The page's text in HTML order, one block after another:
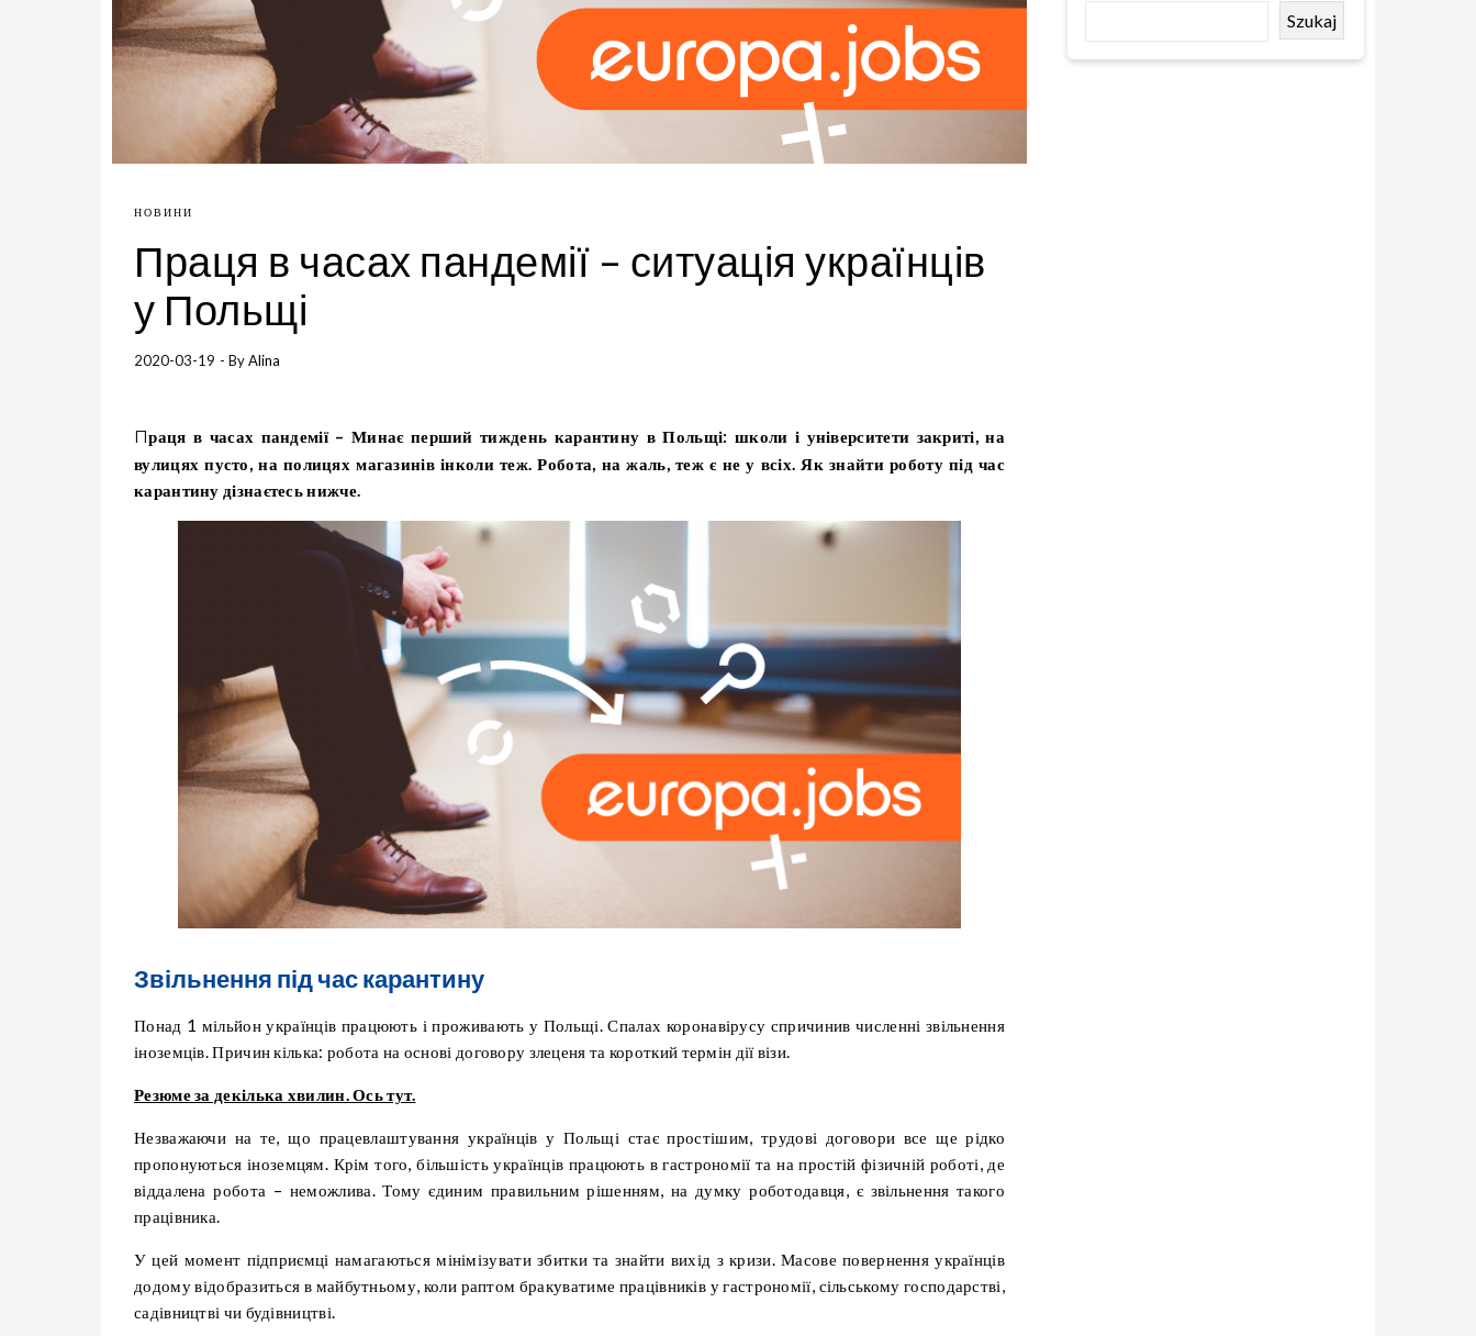
НОВИНИ
Праця в часах пандемії – ситуація українців
у Польщі
2020-03-19 - ByAlina
Праця в часах пандемії – Минає перший тиждень карантину в Польщі: школи і університети закриті, на
вулицях пусто, на полицях магазинів інколи теж. Робота, на жаль, теж є не у всіх. Як знайти роботу під час
карантину дізнаєтесь нижче.
Звільнення під час карантину
Понад 1 мільйон українців працюють і проживають у Польщі. Спалах коронавірусу спричинив численні звільнення
іноземців. Причин кілька: робота на основі договору злеценя та короткий термін дії візи.
Резюме за декілька хвилин. Ось тут.
Незважаючи на те, що працевлаштування українців у Польщі стає простішим, трудові договори все ще рідко
пропонуються іноземцям. Крім того, більшість українців працюють в гастрономії та на простій фізичній роботі, де
віддалена робота – неможлива. Тому єдиним правильним рішенням, на думку роботодавця, є звільнення такого
працівника.
У цей момент підприємці намагаються мінімізувати збитки та знайти вихід з кризи. Масове повернення українців
додому відобразиться в майбутньому, коли раптом бракуватиме працівників у гастрономії, сільському господарстві,
садівництві чи будівництві.
Szukaj